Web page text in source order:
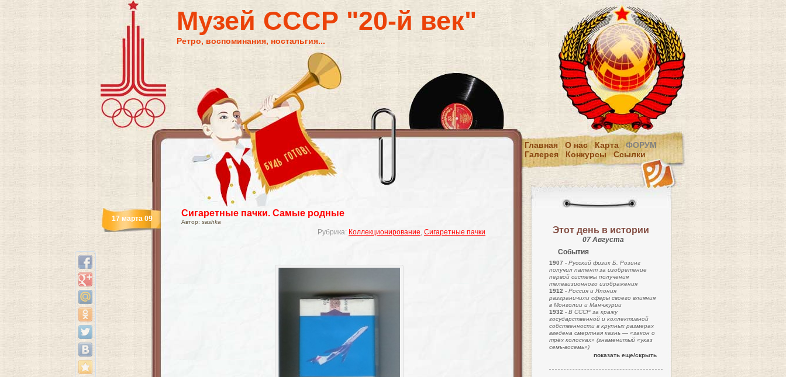
Музей СССР "20-й век"
Ретро, воспоминания, ностальгия...
Главная О нас Карта
ФОРУМ
Галерея
Конкурсы Ссылки
Сигаретные пачки. Самые родные
Автор: sashka
Рубрика: Коллекционирование, Сигаретные пачки
17 марта 09
Этот день в истории
07 Августа
События
1907 - Русский физик Б. Розинг
получил патент за изобретение
первой системы получения
телевизионного изображения
1912 - Россия и Япония
разграничили сферы своего влияния
в Монголии и Манчжурии
1932 - В СССР за кражу
государственной и коллективной
собственности в крупных размерах
введена смертная казнь — «закон о
трёх колосках» (знаменитый «указ
семь-восемь»)
показать еще/скрыть